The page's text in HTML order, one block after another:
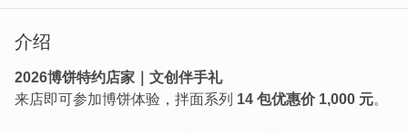
介绍
2026博饼特约店家｜文创伴手礼
来店即可参加博饼体验，拌面系列 14 包优惠价 1,000 元。